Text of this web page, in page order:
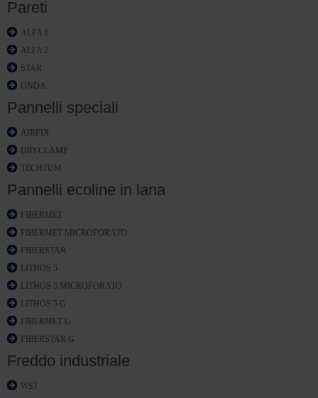
Pareti
ALFA 1
ALFA 2
STAR
ONDA
Pannelli speciali
AIRFIX
DRYCLAMP
TECHTUM
Pannelli ecoline in lana
FIBERMET
FIBERMET MICROFORATO
FIBERSTAR
LITHOS 5
LITHOS 5 MICROFORATO
LITHOS 5 G
FIBERMET G
FIBERSTAR G
Freddo industriale
WSJ